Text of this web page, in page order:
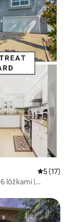
5 (17)
lôžkami |